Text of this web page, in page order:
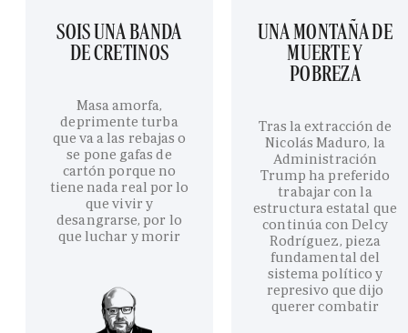
SOIS UNA BANDA
DE CRETINOS
Masa amorfa,
deprimente turba
que va a las rebajas o
se pone gafas de
cartón porque no
tiene nada real por lo
que vivir y
desangrarse, por lo
que luchar y morir
UNA MONTAÑA DE
MUERTE Y
POBREZA
Tras la extracción de
Nicolás Maduro, la
Administración
Trump ha preferido
trabajar con la
estructura estatal que
continúa con Delcy
Rodríguez, pieza
fundamental del
sistema político y
represivo que dijo
querer combatir